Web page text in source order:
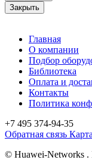
Закрыть
Главная
О компании
Подбор
Библиотека
Оплата и
Контакты
Политика
+7 495 374-94-35
Обратная связь
© Huawei-Networks